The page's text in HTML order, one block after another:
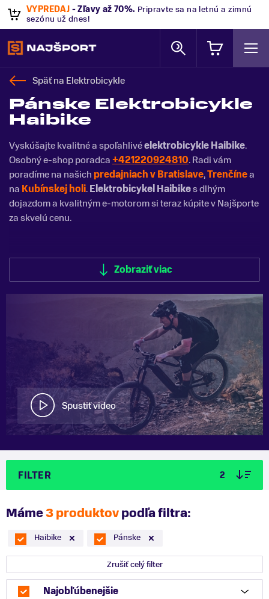
VÝPREDAJ - Zľavy až 70%. Pripravte sa na letnú a zimnú
sezónu už dnes!
Späť na Elektrobicykle
Pánske Elektrobicykle
Haibike
Vyskúšajte kvalitné a spoľahlivéelektrobicykle Haibike.
Osobný e-shop poradca+421220924810. Radi vám
poradíme na našich predajniach v Bratislave,Trenčínea
na Kubínskej holi.Elektrobicykel Haibikes dlhým
dojazdom a kvalitným e-motorom si teraz kúpite v Najšporte
za skvelú cenu.
Zobraziť viac
Zobraziť menej
Spustiť video
FILTER 2
Máme3 produktovpodľa filtra:
Haibike Pánske
Zrušiť celý filter
Najobľúbenejšie